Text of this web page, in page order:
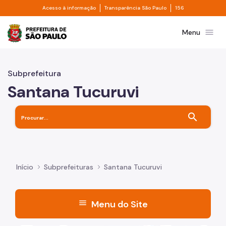
Pular para o Conteúdo principal
Acesso à informação Divisor de acesso à informação
Transparência São Paulo Divisor de
156
Prefeitura de São PauloMenu menu
Subprefeitura
Santana Tucuruvi
search
Início Subprefeituras Santana Tucuruvi
menu Menu do Site